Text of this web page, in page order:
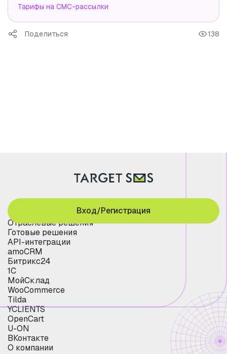
Тарифы на СМС-рассылки
Поделиться 138
Отраслевые решения
Готовые решения
API-интеграции
amoCRM
Битрикс24
1С
МойСклад
WooCommerce
Tilda
YCLIENTS
OpenCart
U-ON
ВКонтакте
О компании
Вход/Регистрация